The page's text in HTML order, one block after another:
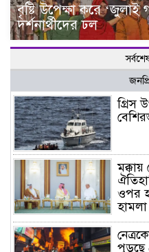
বৃষ্টি উপেক্ষা করে ‘জুলাই
দর্শনার্থীদের ঢল
গ্রিস
ওপর
হামলা
পুড়ছে